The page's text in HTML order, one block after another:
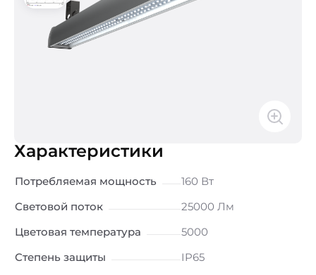
Характеристики
Потребляемая мощность
160 Вт
Световой поток
25000 Лм
Цветовая температура
5000
Степень защиты
IP65